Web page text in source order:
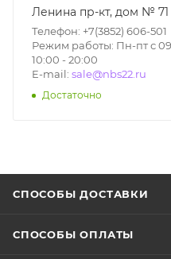
Ленина пр-кт, дом № 71
Телефон: +7(3852) 606-501
Режим работы: Пн-пт с
10:00 - 20:00
E-mail: sale@nbs22.ru
Достаточно
СПОСОБЫ ДОСТАВКИ
СПОСОБЫ ОПЛАТЫ